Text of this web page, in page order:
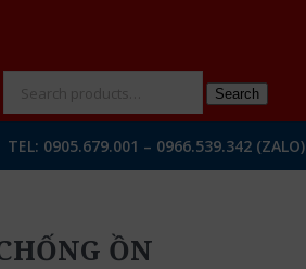
Search
TEL: 0905.679.001 – 0966.539.342 (ZALO)
ỒN